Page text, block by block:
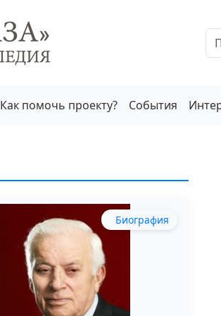
Как помочь проекту? События
Биография